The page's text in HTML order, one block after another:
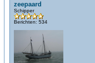
zeepaard
Schipper
Berichten: 534